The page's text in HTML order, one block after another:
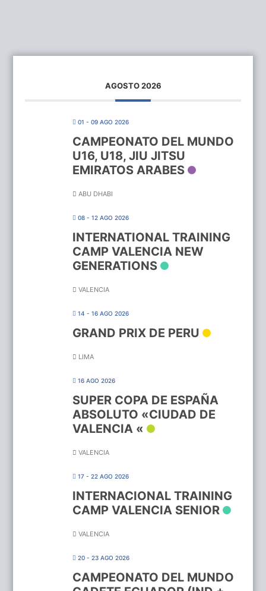
AGOSTO 2026
01 - 09 AGO 2026
CAMPEONATO DEL MUNDO
U16, U18, JIU JITSU
EMIRATOS ARABES
ABU DHABI
08 - 12 AGO 2026
INTERNATIONAL TRAINING
CAMP VALENCIA NEW
GENERATIONS
VALENCIA
14 - 16 AGO 2026
GRAND PRIX DE PERU
LIMA
16 AGO 2026
SUPER COPA DE ESPAÑA
ABSOLUTO «CIUDAD DE
VALENCIA «
VALENCIA
17 - 22 AGO 2026
INTERNACIONAL TRAINING
CAMP VALENCIA SENIOR
VALENCIA
20 - 23 AGO 2026
CAMPEONATO DEL MUNDO